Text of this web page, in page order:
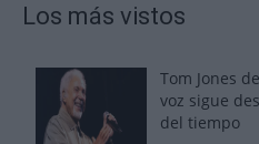
Los más vistos
Tom Jones
voz sigue
del tiempo